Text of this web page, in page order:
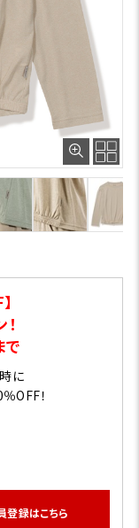
に
OFF！
登録はこちら